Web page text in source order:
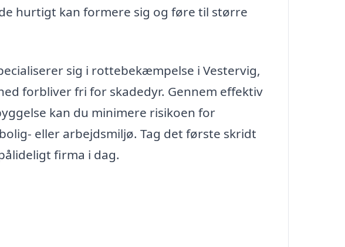
hurtigt kan formere sig og føre til større
sig i rottebekæmpelse i Vestervig,
forbliver fri for skadedyr. Gennem effektiv
kan du minimere risikoen for
eller arbejdsmiljø. Tag det første skridt
firma i dag.